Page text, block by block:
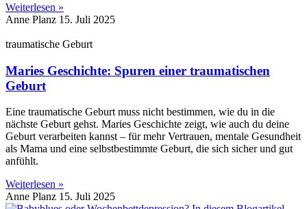
Weiterlesen »
Anne Planz 15. Juli 2025
traumatische Geburt
Maries Geschichte: Spuren einer traumatischen
Geburt
Eine traumatische Geburt muss nicht bestimmen, wie du in die
nächste Geburt gehst. Maries Geschichte zeigt, wie auch du deine
Geburt verarbeiten kannst – für mehr Vertrauen, mentale Gesundheit
als Mama und eine selbstbestimmte Geburt, die sich sicher und gut
anfühlt.
Weiterlesen »
Anne Planz 15. Juli 2025